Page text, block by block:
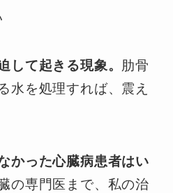
して起きる現象。 肋骨
水を処理すれば、震え
かった心臓病患者はい
の専門医まで、私の治